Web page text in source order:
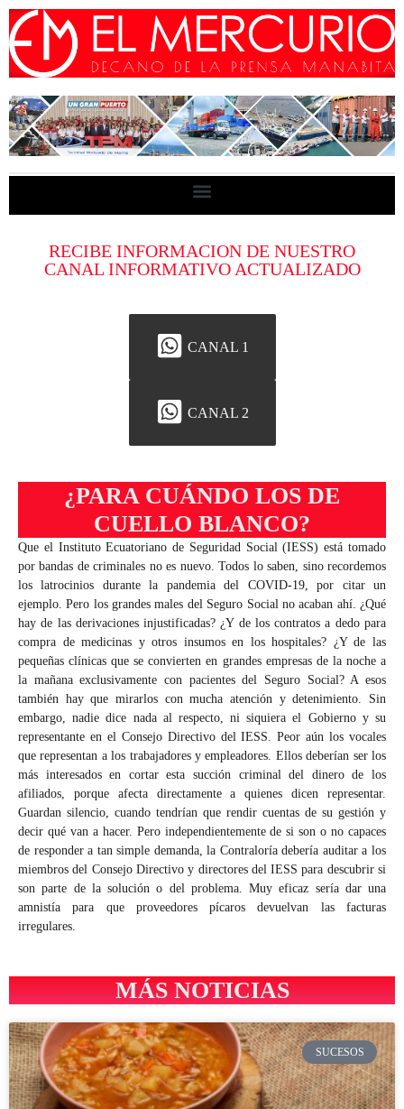
RECIBE INFORMACION DE NUESTRO
CANAL INFORMATIVO ACTUALIZADO
CANAL 1
CANAL 2
¿PARA CUÁNDO LOS DE
CUELLO BLANCO?
Que el Instituto Ecuatoriano de Seguridad Social (IESS) está tomado
por bandas de criminales no es nuevo. Todos lo saben, sino recordemos
los latrocinios durante la pandemia del COVID-19, por citar un
ejemplo. Pero los grandes males del Seguro Social no acaban ahí. ¿Qué
hay de las derivaciones injustificadas? ¿Y de los contratos a dedo para
compra de medicinas y otros insumos en los hospitales? ¿Y de las
pequeñas clínicas que se convierten en grandes empresas de la noche a
la mañana exclusivamente con pacientes del Seguro Social? A esos
también hay que mirarlos con mucha atención y detenimiento. Sin
embargo, nadie dice nada al respecto, ni siquiera el Gobierno y su
representante en el Consejo Directivo del IESS. Peor aún los vocales
que representan a los trabajadores y empleadores. Ellos deberían ser los
más interesados en cortar esta succión criminal del dinero de los
afiliados, porque afecta directamente a quienes dicen representar.
Guardan silencio, cuando tendrían que rendir cuentas de su gestión y
decir qué van a hacer. Pero independientemente de si son o no capaces
de responder a tan simple demanda, la Contraloría debería auditar a los
miembros del Consejo Directivo y directores del IESS para descubrir si
son parte de la solución o del problema. Muy eficaz sería dar una
amnistía para que proveedores pícaros devuelvan las facturas
irregulares.
MÁS NOTICIAS
SUCESOS